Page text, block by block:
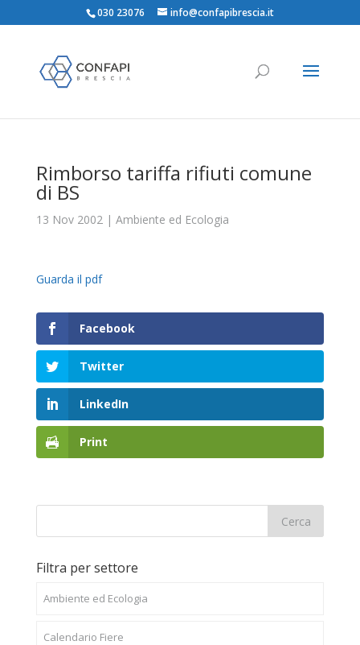
030 23076 info@confapibrescia.it
Rimborso tariffa rifiuti comune
di BS
13 Nov 2002| Ambiente ed Ecologia
Guarda il pdf
Facebook
Twitter
LinkedIn
Print
Filtra per settore
Ambiente ed Ecologia
Calendario Fiere